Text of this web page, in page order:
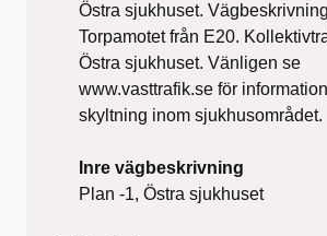
Östra sjukhuset.
Torpamotet från E20.
Östra sjukhuset. Vänligen se
www.vasttrafik.se för
skyltning inom sjukhusområdet.
Inre vägbeskrivning
Plan -1, Östra sjukhuset